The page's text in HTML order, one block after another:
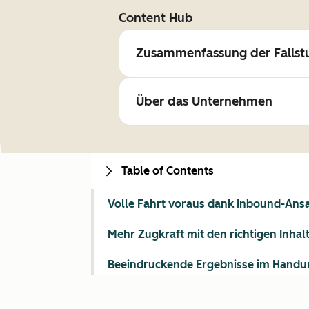
Content Hub
Zusammenfassung der
Über das Unternehmen
Table of Contents
Volle Fahrt voraus dank Inbound-
Mehr Zugkraft mit den richtigen
Beeindruckende Ergebnisse im